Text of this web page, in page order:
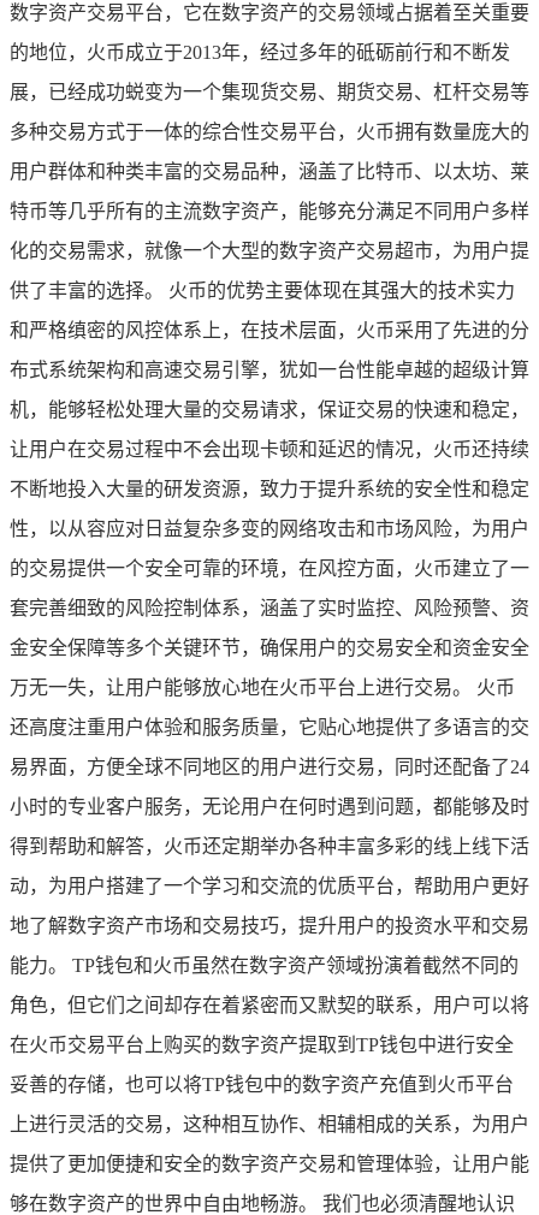
数字资产交易平台，它在数字资产的交易领域占据着至关重要
的地位，火币成立于2013年，经过多年的砥砺前行和不断发
展，已经成功蜕变为一个集现货交易、期货交易、杠杆交易等
多种交易方式于一体的综合性交易平台，火币拥有数量庞大的
用户群体和种类丰富的交易品种，涵盖了比特币、以太坊、莱
特币等几乎所有的主流数字资产，能够充分满足不同用户多样
化的交易需求，就像一个大型的数字资产交易超市，为用户提
供了丰富的选择。 火币的优势主要体现在其强大的技术实力
和严格缜密的风控体系上，在技术层面，火币采用了先进的分
布式系统架构和高速交易引擎，犹如一台性能卓越的超级计算
机，能够轻松处理大量的交易请求，保证交易的快速和稳定，
让用户在交易过程中不会出现卡顿和延迟的情况，火币还持续
不断地投入大量的研发资源，致力于提升系统的安全性和稳定
性，以从容应对日益复杂多变的网络攻击和市场风险，为用户
的交易提供一个安全可靠的环境，在风控方面，火币建立了一
套完善细致的风险控制体系，涵盖了实时监控、风险预警、资
金安全保障等多个关键环节，确保用户的交易安全和资金安全
万无一失，让用户能够放心地在火币平台上进行交易。 火币
还高度注重用户体验和服务质量，它贴心地提供了多语言的交
易界面，方便全球不同地区的用户进行交易，同时还配备了24
小时的专业客户服务，无论用户在何时遇到问题，都能够及时
得到帮助和解答，火币还定期举办各种丰富多彩的线上线下活
动，为用户搭建了一个学习和交流的优质平台，帮助用户更好
地了解数字资产市场和交易技巧，提升用户的投资水平和交易
能力。 TP钱包和火币虽然在数字资产领域扮演着截然不同的
角色，但它们之间却存在着紧密而又默契的联系，用户可以将
在火币交易平台上购买的数字资产提取到TP钱包中进行安全
妥善的存储，也可以将TP钱包中的数字资产充值到火币平台
上进行灵活的交易，这种相互协作、相辅相成的关系，为用户
提供了更加便捷和安全的数字资产交易和管理体验，让用户能
够在数字资产的世界中自由地畅游。 我们也必须清醒地认识